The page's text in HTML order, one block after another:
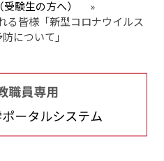
験生の方へ）
»
る皆様「新型コロナウイルス
について」